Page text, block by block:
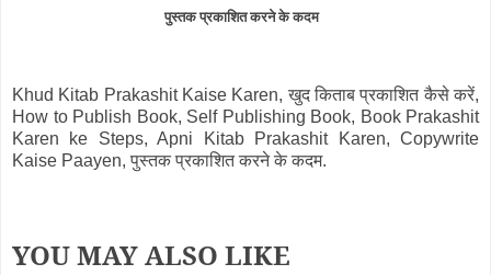
पुस्तक प्रकाशित करने के कदम
Khud Kitab Prakashit Kaise Karen, खुद किताब प्रकाशित कैसे करें,
How to Publish Book, Self Publishing Book, Book Prakashit
Karen ke Steps, Apni Kitab Prakashit Karen, Copywrite
Kaise Paayen, पुस्तक प्रकाशित करने के कदम.
YOU MAY ALSO LIKE